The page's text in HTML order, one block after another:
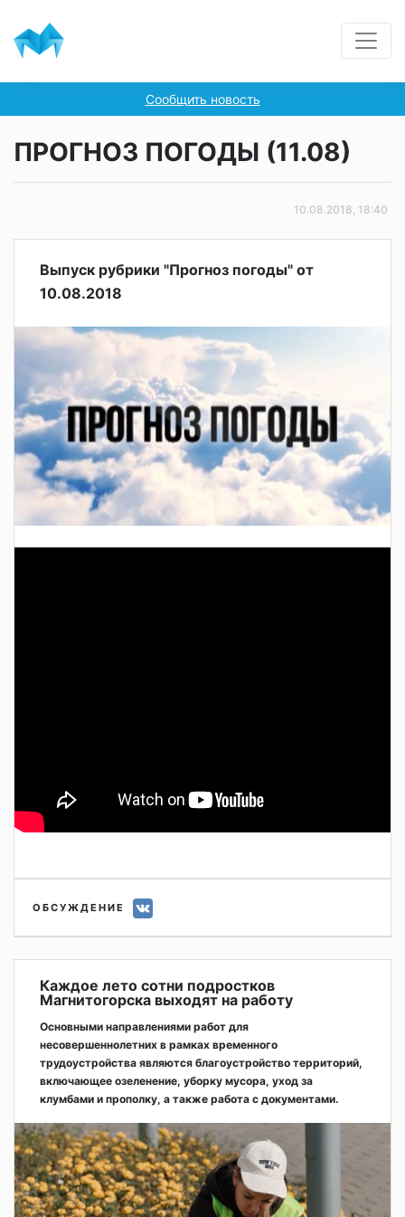
Сообщить новость
ПРОГНОЗ ПОГОДЫ (11.08)
10.08.2018, 18:40
Выпуск рубрики "Прогноз погоды" от
10.08.2018
ОБСУЖДЕНИЕ
Каждое лето сотни подростков
Магнитогорска выходят на работу
Основными направлениями работ для
несовершеннолетних в рамках временного
трудоустройства являются благоустройство территорий,
включающее озеленение, уборку мусора, уход за
клумбами и прополку, а также работа с документами.